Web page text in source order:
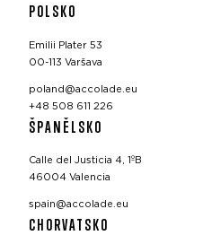
POLSKO
Emilii Plater 53
00-113 Varšava
poland@accolade.eu
+48 508 611 226
ŠPANĚLSKO
Calle del Justicia 4, 1ºB
46004 Valencia
spain@accolade.eu
CHORVATSKO